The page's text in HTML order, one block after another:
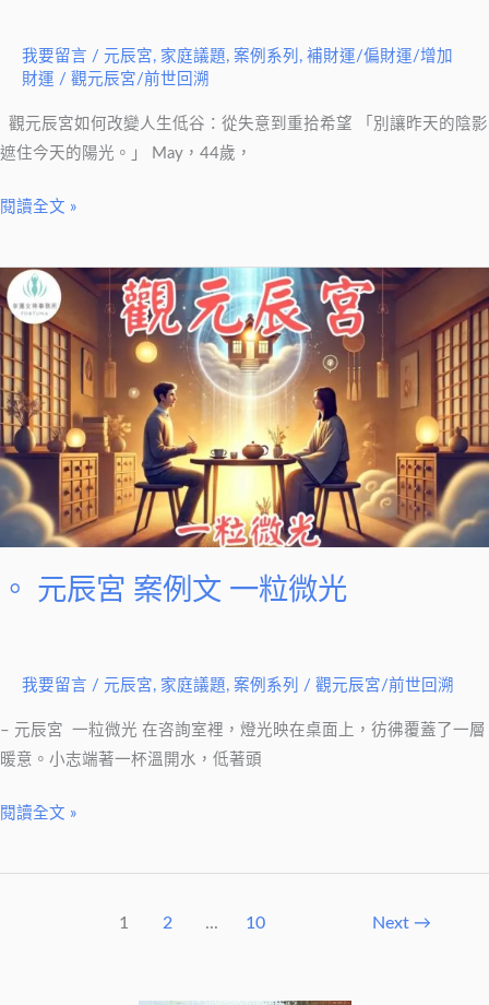
我要留言 / 元辰宮, 家庭議題, 案例系列 , 補財運/偏財運/增加
財運 / 觀元辰宮/前世回溯
觀元辰宮如何改變人生低谷：從失意到重拾希望 「別讓昨天的陰影
遮住今天的陽光。」 May，44歲，
今
天
陽
閱讀全文 »
。 元辰宮 案例文 一粒微光
我要留言 / 元辰宮, 家庭議題, 案例系列 / 觀元辰宮/前世回溯
– 元辰宮 一粒微光 在咨詢室裡，燈光映在桌面上，彷彿覆蓋了一層
暖意。小志端著一杯溫開水，低著頭
。
元
辰
宮
案
例
文
一
粒
微
閱讀全文 »
1 2 ... 10 Next →